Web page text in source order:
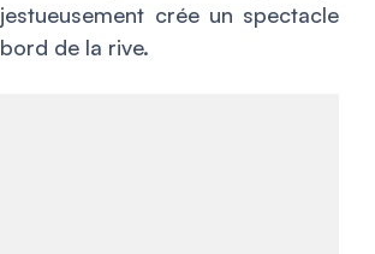
crée un spectacle
de la rive.